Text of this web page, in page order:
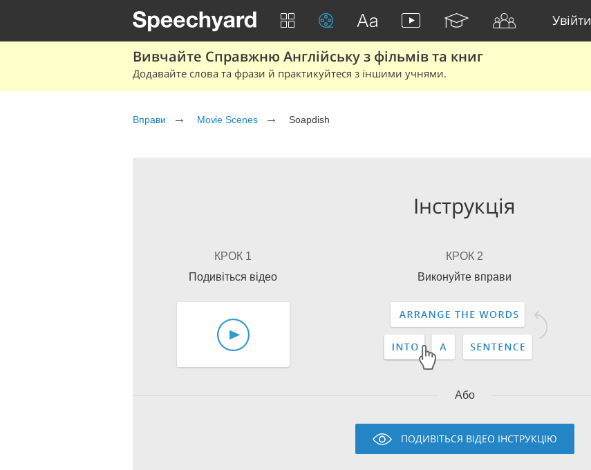
Увійти
Вивчайте Справжню Англійську з фільмів та книг
Додавайте слова та фрази й практикуйтеся з іншими учнями.
Вправи Movie Scenes Soapdish
Інструкція
КРОК 1
Подивіться відео
КРОК 2
Виконуйте вправи
Або
ПОДИВІТЬСЯ ВІДЕО ІНСТРУКЦІЮ